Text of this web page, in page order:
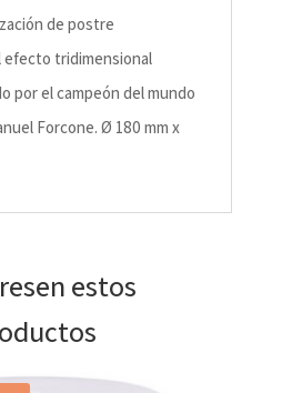
de postre
efecto tridimensional
por el campeón del mundo
Forcone. Ø 180 mm x
estos